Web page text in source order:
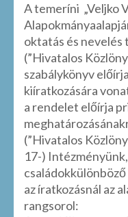
A temeríni „Veljko
oktatás és nevelés
(”Hivatalos
szabálykönyv
kiíratkozására
a rendelet előírja
(”Hivatalos
17-)
az íratkozásnál az
rangsorol: